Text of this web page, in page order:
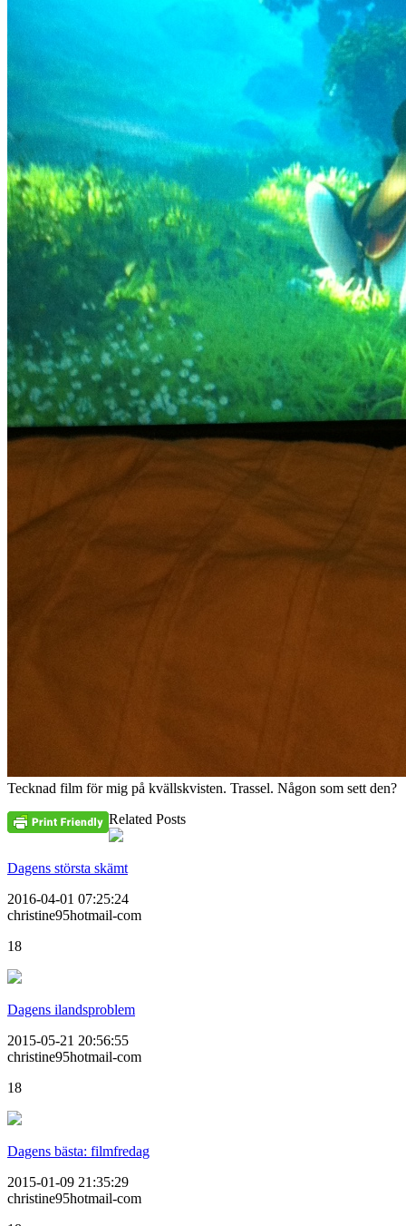
Tecknad film för mig på kvällskvisten. Trassel. Någon som sett den?
Related Posts
Dagens största skämt
2016-04-01 07:25:24
christine95hotmail-com
18
Dagens ilandsproblem
2015-05-21 20:56:55
christine95hotmail-com
18
Dagens bästa: filmfredag
2015-01-09 21:35:29
christine95hotmail-com